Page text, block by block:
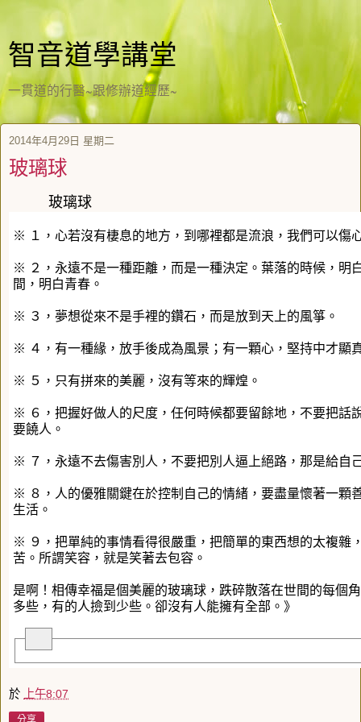
智音道學講堂
一貫道的行醫~跟修辦道經歷~
2014年4月29日 星期二
玻璃球
玻璃球
※ １，心若沒有棲息的地方，到哪裡都是流浪，我們可以傷
※ ２，永遠不是一種距離，而是一種決定。葉落的時候，明
間，明白青春。
※ ３，夢想從來不是手裡的鑽石，而是放到天上的風箏。
※ ４，有一種緣，放手後成為風景；有一顆心，堅持中才顯
※ ５，只有拼來的美麗，沒有等來的輝煌。
※ ６，把握好做人的尺度，任何時候都要留餘地，不要把話
要饒人。
※ ７，永遠不去傷害別人，不要把別人逼上絕路，那是給自
※ ８，人的優雅關鍵在於控制自己的情緒，要盡量懷著一顆
生活。
※ ９，把單純的事情看得很嚴重，把簡單的東西想的太複雜
苦。所謂笑容，就是笑著去包容。
是啊！相傳幸福是個美麗的玻璃球，跌碎散落在世間的每個
多些，有的人撿到少些。卻沒有人能擁有全部。》
於 上午8:07